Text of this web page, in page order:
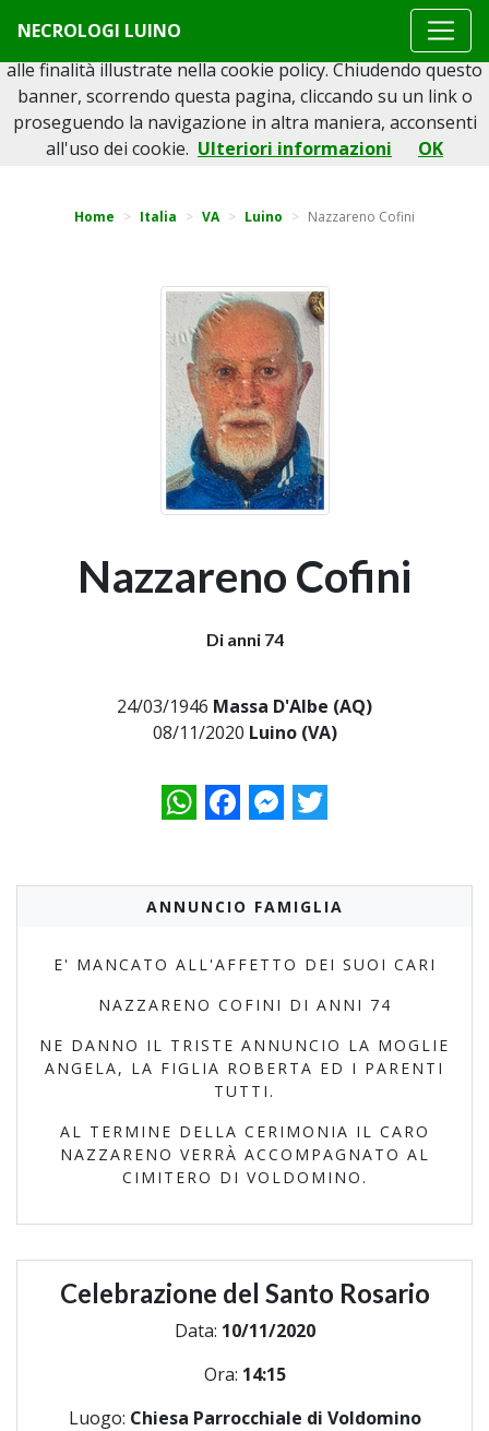
NECROLOGI LUINO
Torna indietro
Home Italia VA Luino Nazzareno Cofini
Nazzareno Cofini
Di anni 74
24/03/1946 Massa D'Albe (AQ)
08/11/2020 Luino (VA)
WhatsAppFacebookMessenger
Twitter
ANNUNCIO FAMIGLIA
E' MANCATO ALL'AFFETTO DEI SUOI CARI
NAZZARENO COFINI DI ANNI 74
NE DANNO IL TRISTE ANNUNCIO LA MOGLIE
ANGELA, LA FIGLIA ROBERTA ED I PARENTI
TUTTI.
AL TERMINE DELLA CERIMONIA IL CARO
NAZZARENO VERRÀ ACCOMPAGNATO AL
CIMITERO DI VOLDOMINO.
Celebrazione del Santo Rosario
Data: 10/11/2020
Ora: 14:15
Luogo: Chiesa Parrocchiale di Voldomino
Questo sito o gli strumenti terzi da questo utilizzati si
avvalgono di cookie necessari al funzionamento ed utili
alle finalità illustrate nella cookie policy. Chiudendo questo
banner, scorrendo questa pagina, cliccando su un link o
proseguendo la navigazione in altra maniera, acconsenti
all'uso dei cookie. Ulteriori informazioni OK